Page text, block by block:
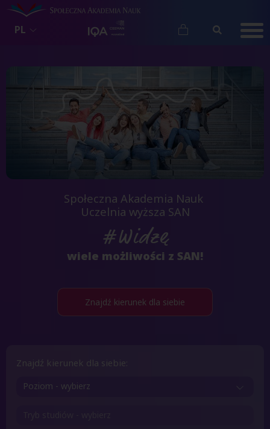
PL
Społeczna Akademia Nauk
Uczelnia wyższa SAN
#Widzę
wiele możliwości z SAN!
Znajdź kierunek dla siebie
Znajdź kierunek dla siebie:
Poziom - wybierz